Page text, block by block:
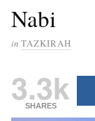
Nabi
in TAZKIRAH
3.3k
SHARES